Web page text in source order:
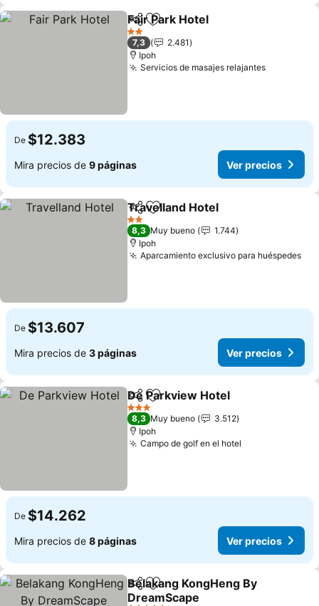
CompartirAgregar a favoritos
Fair Park Hotel
2 Estrellas
7,3
2.481
Ipoh
Servicios de masajes relajantes
De $12.383
Mira precios de 9 páginas Ver precios
Compartir
Agregar a favoritos
Travelland Hotel
2 Estrellas
8,3 Muy bueno
1.744
Ipoh
Aparcamiento exclusivo para huéspedes
De $13.607
Mira precios de 3 páginas Ver precios
CompartirAgregar a favoritos
De Parkview Hotel
3 Estrellas
8,3 Muy bueno
3.512
Ipoh
Campo de golf en el hotel
De $14.262
Mira precios de 8 páginas Ver precios
CompartirAgregar a favoritos
Belakang KongHeng By
DreamScape